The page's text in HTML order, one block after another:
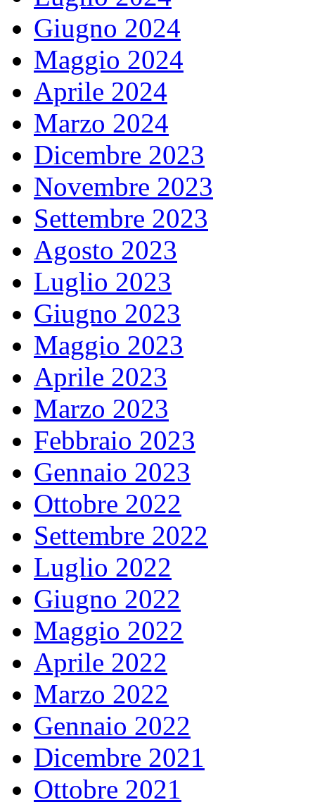
Giugno 2024
Maggio 2024
Aprile 2024
Marzo 2024
Dicembre 2023
Novembre 2023
Settembre 2023
Agosto 2023
Luglio 2023
Giugno 2023
Maggio 2023
Aprile 2023
Marzo 2023
Febbraio 2023
Gennaio 2023
Ottobre 2022
Settembre 2022
Luglio 2022
Giugno 2022
Maggio 2022
Aprile 2022
Marzo 2022
Gennaio 2022
Dicembre 2021
Ottobre 2021